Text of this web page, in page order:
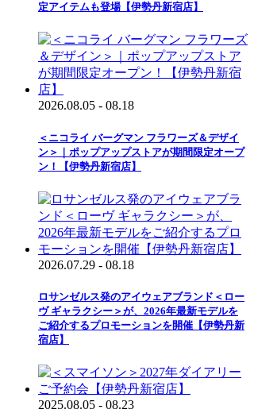
定アイテムも登場【伊勢丹新宿店】
2026.08.05 - 08.18
＜ニコライ バーグマン フラワーズ＆デザイ
ン＞｜ポップアップストアが期間限定オープ
ン！【伊勢丹新宿店】
2026.07.29 - 08.18
ロサンゼルス発のアイウェアブランド＜ロー
ヴ ギャラクシー＞が、2026年最新モデルを
ご紹介するプロモーションを開催【伊勢丹新
宿店】
2025.08.05 - 08.23